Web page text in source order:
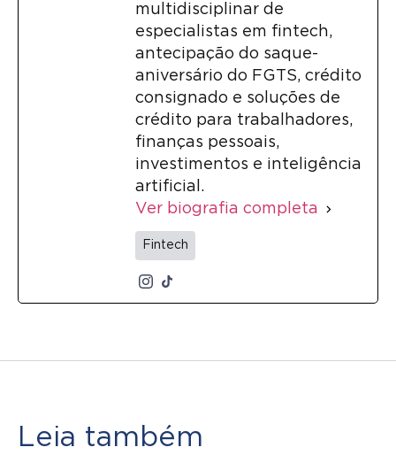
multidisciplinar de
especialistas em fintech,
antecipação do saque-
aniversário do FGTS, crédito
consignado e soluções de
crédito para trabalhadores,
finanças pessoais,
investimentos e inteligência
artificial.
Ver biografia completa
Fintech
Leia também